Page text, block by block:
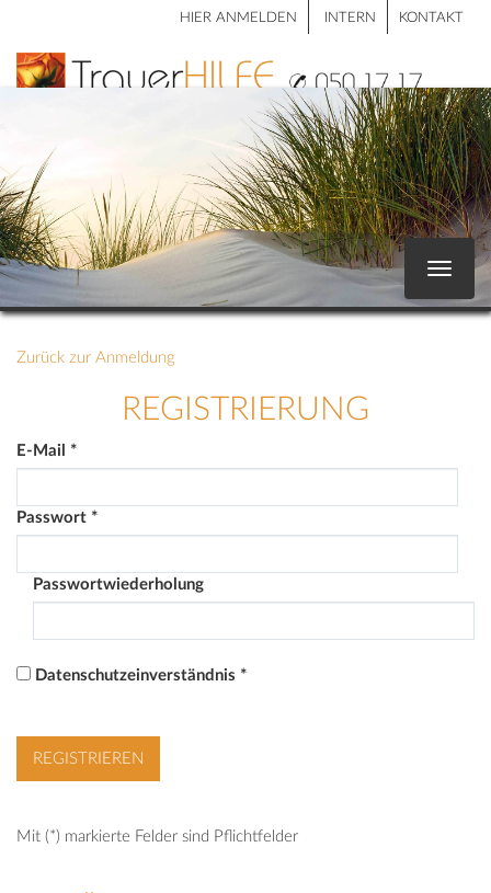
HIER ANMELDEN INTERN KONTAKT
Toggle
Zurück zur Anmeldung
REGISTRIERUNG
E-Mail *
Passwort *
Passwortwiederholung
Datenschutzeinverständnis *
Mit (*) markierte Felder sind Pflichtfelder